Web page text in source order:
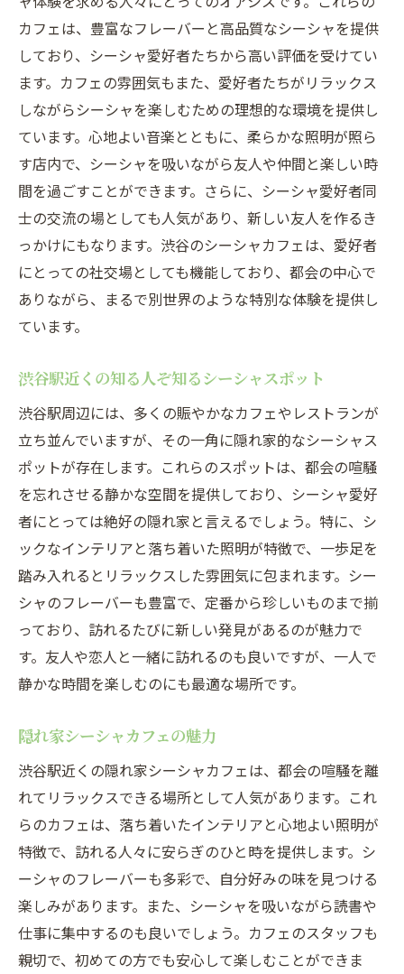
カフェは、豊富なフレーバーと高品質なシーシャを提供
しており、シーシャ愛好者たちから高い評価を受けてい
ます。カフェの雰囲気もまた、愛好者たちがリラックス
しながらシーシャを楽しむための理想的な環境を提供し
ています。心地よい音楽とともに、柔らかな照明が照ら
す店内で、シーシャを吸いながら友人や仲間と楽しい時
間を過ごすことができます。さらに、シーシャ愛好者同
士の交流の場としても人気があり、新しい友人を作るき
っかけにもなります。渋谷のシーシャカフェは、愛好者
にとっての社交場としても機能しており、都会の中心で
ありながら、まるで別世界のような特別な体験を提供し
ています。
渋谷駅近くの知る人ぞ知るシーシャスポット
渋谷駅周辺には、多くの賑やかなカフェやレストランが
立ち並んでいますが、その一角に隠れ家的なシーシャス
ポットが存在します。これらのスポットは、都会の喧騒
を忘れさせる静かな空間を提供しており、シーシャ愛好
者にとっては絶好の隠れ家と言えるでしょう。特に、シ
ックなインテリアと落ち着いた照明が特徴で、一歩足を
踏み入れるとリラックスした雰囲気に包まれます。シー
シャのフレーバーも豊富で、定番から珍しいものまで揃
っており、訪れるたびに新しい発見があるのが魅力で
す。友人や恋人と一緒に訪れるのも良いですが、一人で
静かな時間を楽しむのにも最適な場所です。
隠れ家シーシャカフェの魅力
渋谷駅近くの隠れ家シーシャカフェは、都会の喧騒を離
れてリラックスできる場所として人気があります。これ
らのカフェは、落ち着いたインテリアと心地よい照明が
特徴で、訪れる人々に安らぎのひと時を提供します。シ
ーシャのフレーバーも多彩で、自分好みの味を見つける
楽しみがあります。また、シーシャを吸いながら読書や
仕事に集中するのも良いでしょう。カフェのスタッフも
親切で、初めての方でも安心して楽しむことができま